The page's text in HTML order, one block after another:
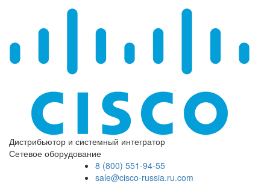
Дистрибьютор и системный интегратор
Сетевое оборудование
8 (800) 551-94-55
sale@cisco-russia.ru.com